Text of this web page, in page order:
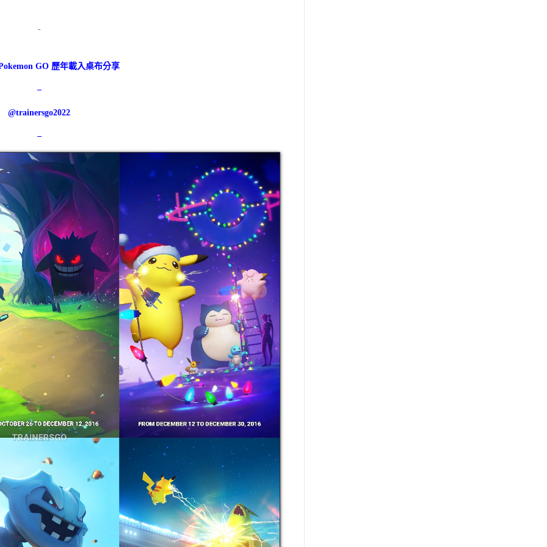
-
GO 歷年載入桌布分享
–
@trainersgo2022
–